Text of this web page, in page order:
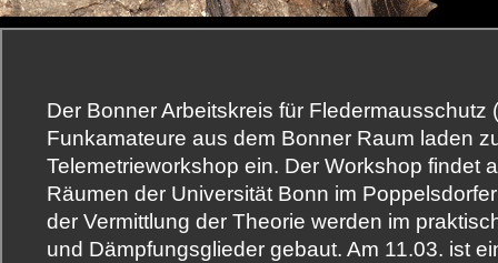
Der Bonner Arbeitskreis für Fledermausschutz
Funkamateure aus dem Bonner Raum laden
Telemetrieworkshop ein. Der Workshop findet
Räumen der Universität Bonn im
der Vermittlung der Theorie werden im
und Dämpfungsglieder gebaut. Am 11.03. ist